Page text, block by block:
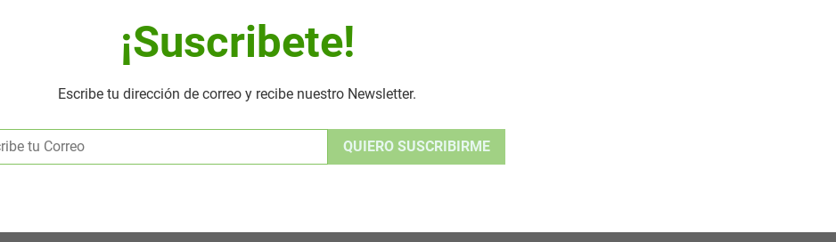
¡Suscribete!
Escribe tu dirección de correo y recibe nuestro Newsletter.
Alternative: